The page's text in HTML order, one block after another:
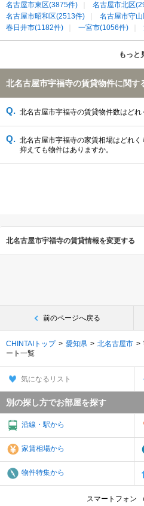
名古屋市東区(3875件)
名古屋市北区
名古屋市昭和区(2513件)
名古屋市守
春日井市(1182件)
一宮市(1056件)
あま市(539件)
小牧市(509件)
北名
江南市(355件)
もっと
北名古屋市宇福寺の賃貸物件に関す
北名古屋市宇福寺の賃貸物件数はどれ
北名古屋市宇福寺の家賃相場はどれ
抑えても物件はありますか。
北名古屋市宇福寺の賃貸情報を変更する
前のページへ戻る
CHINTAIトップ 愛知県 北名古屋市
ート一覧
気になるリスト
別の探し方でお部屋を探す
沿線・駅から
家賃相場から
物件特集から
スマートフォン